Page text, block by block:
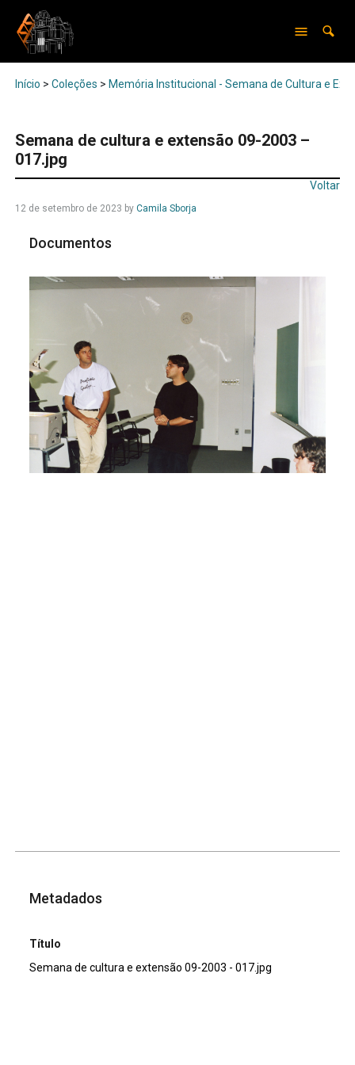
Início > Coleções > Memória Institucional - Semana de Cultura e
Semana de cultura e extensão 09-2003 –
017.jpg
Voltar
12 de setembro de 2023 by Camila Sborja
Documentos
Metadados
Título
Semana de cultura e extensão 09-2003 - 017.jpg